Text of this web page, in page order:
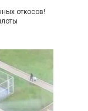
откосов!